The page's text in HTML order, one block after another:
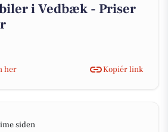
i Vedbæk - Priser
her
Kopiér link
siden